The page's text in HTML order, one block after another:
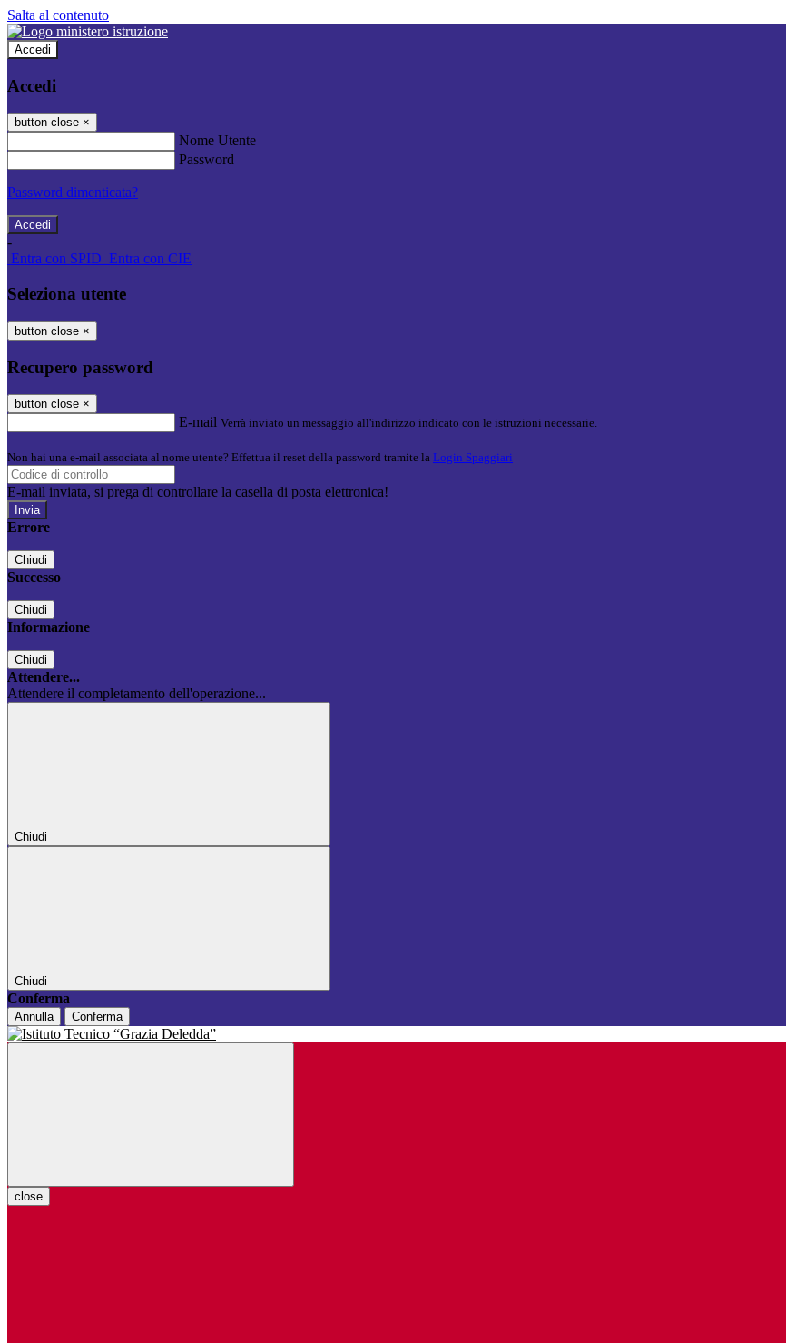
Salta al contenuto
Accedi
Accedi
button close ×
Nome Utente
Password
Password dimenticata?
-
Entra con SPID Entra con CIE
Seleziona utente
button close ×
Recupero password
button close ×
E-mail Verrà inviato un messaggio all'indirizzo indicato con le istruzioni necessarie.
Non hai una e-mail associata al nome utente? Effettua il reset della password tramite la Login Spaggiari
E-mail inviata, si prega di controllare la casella di posta elettronica!
Errore
Chiudi
Successo
Chiudi
Informazione
Chiudi
Attendere...
Attendere il completamento dell'operazione...
Chiudi
Chiudi
Conferma
Annulla Conferma
close